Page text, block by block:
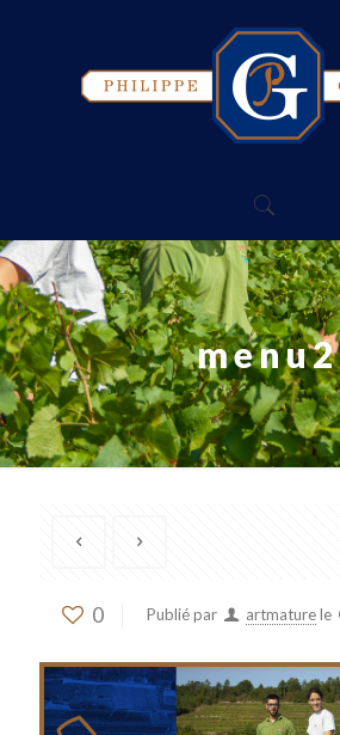
menu2
0 Publié par artmaturele